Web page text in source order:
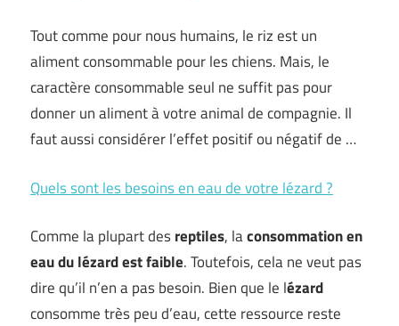
Tout comme pour nous humains, le riz est un
aliment consommable pour les chiens. Mais, le
caractère consommable seul ne suffit pas pour
donner un aliment à votre animal de compagnie. Il
faut aussi considérer l’effet positif ou négatif de …
Quels sont les besoins en eau de votre lézard ?
Comme la plupart desreptiles, laconsommation en
eau du lézard est faible. Toutefois, cela ne veut pas
dire qu’il n’en a pas besoin. Bien que le lézard
consomme très peu d’eau, cette ressource reste